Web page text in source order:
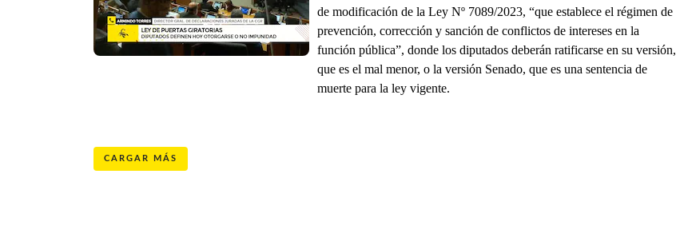
de modificación de la Ley Nº 7089/2023, “que establece el régimen de
prevención, corrección y sanción de conflictos de intereses en la
función pública”, donde los diputados deberán ratificarse en su versión,
que es el mal menor, o la versión Senado, que es una sentencia de
muerte para la ley vigente.
CARGAR MÁS